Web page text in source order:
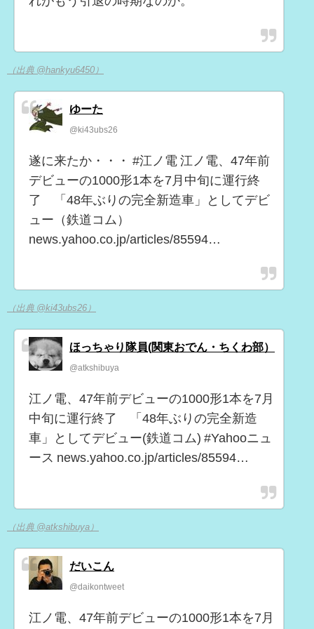
（出典 @hankyu6450）
ゆーた
@ki43ubs26
遂に来たか・・・ #江ノ電 江ノ電、47年前
デビューの1000形1本を7月中旬に運行終
了 「48年ぶりの完全新造車」としてデビ
ュー（鉄道コム）
news.yahoo.co.jp/articles/85594…
（出典 @ki43ubs26）
ほっちゃり隊員(関東おでん・ちくわ部）
@atkshibuya
江ノ電、47年前デビューの1000形1本を7月
中旬に運行終了 「48年ぶりの完全新造
車」としてデビュー(鉄道コム) #Yahooニュ
ース news.yahoo.co.jp/articles/85594…
（出典 @atkshibuya）
だいこん
@daikontweet
江ノ電、47年前デビューの1000形1本を7月